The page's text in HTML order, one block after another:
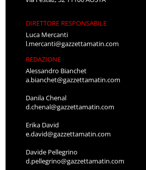
DIRETTORE RESPONSABILE
Luca Mercanti
l.mercanti@gazzettamatin.com
REDAZIONE
Alessandro Bianchet
a.bianchet@gazzettamatin.com
Danila Chenal
d.chenal@gazzettamatin.com
Erika David
e.david@gazzettamatin.com
Davide Pellegrino
d.pellegrino@gazzettamatin.com